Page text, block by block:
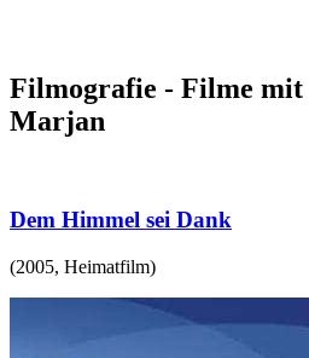
Filmografie - Filme
Marjan
Dem Himmel sei Dank
(2005, Heimatfilm)